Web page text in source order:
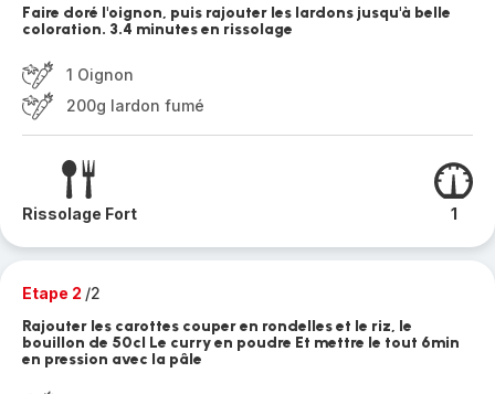
Faire doré l'oignon, puis rajouter les lardons jusqu'à belle
coloration. 3.4 minutes en rissolage
1 Oignon
200g lardon fumé
Rissolage Fort 1
Etape 2 /2
Rajouter les carottes couper en rondelles et le riz, le
bouillon de 50cl Le curry en poudre Et mettre le tout 6min
en pression avec la pâle